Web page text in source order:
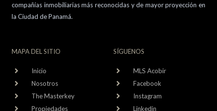
compañías inmobiliarias más reconocidas y de mayor proyección en
la Ciudad de Panamá.
MAPA DEL SITIO
Inicio
Nosotros
The Masterkey
Propiedades
SÍGUENOS
MLS Acobir
Facebook
Instagram
Linkedin